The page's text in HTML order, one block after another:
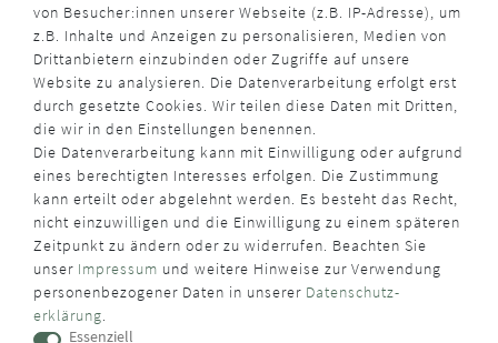
von Besucher:innen unserer Webseite (z.B. IP-Adresse), um
z.B. Inhalte und Anzeigen zu personalisieren, Medien von
Drittanbietern einzubinden oder Zugriffe auf unsere
Website zu analysieren. Die Datenverarbeitung erfolgt erst
durch gesetzte Cookies. Wir teilen diese Daten mit Dritten,
die wir in den Einstellungen benennen.
Die Datenverarbeitung kann mit Einwilligung oder aufgrund
eines berechtigten Interesses erfolgen. Die Zustimmung
kann erteilt oder abgelehnt werden. Es besteht das Recht,
nicht einzuwilligen und die Einwilligung zu einem späteren
Zeitpunkt zu ändern oder zu widerrufen. Beachten Sie
unser Impressum und weitere Hinweise zur Verwendung
personenbezogener Daten in unserer Daten­schutz­
erklärung.
Essenziell